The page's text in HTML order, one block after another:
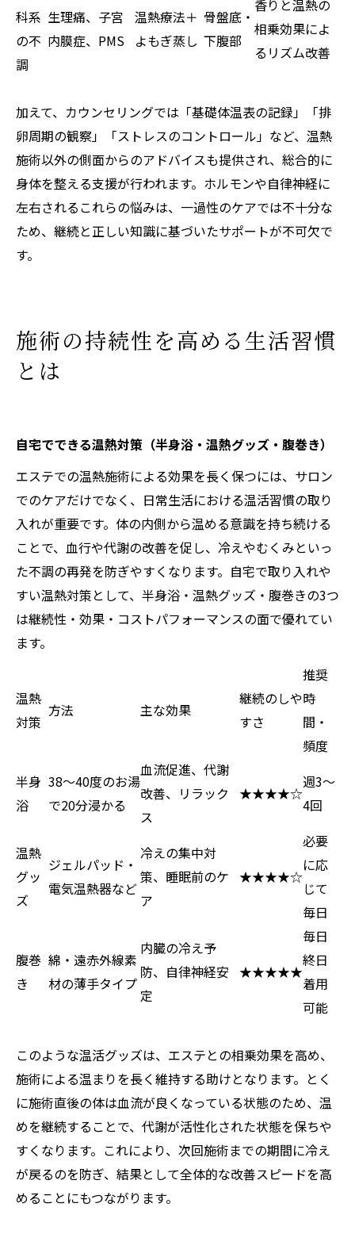
科系
の不
調
生理痛、子宮
内膜症、PMS
温熱療法＋
よもぎ蒸し
骨盤底・
下腹部
香りと温熱の
相乗効果によ
るリズム改善
加えて、カウンセリングでは「基礎体温表の記録」「排
卵周期の観察」「ストレスのコントロール」など、温熱
施術以外の側面からのアドバイスも提供され、総合的に
身体を整える支援が行われます。ホルモンや自律神経に
左右されるこれらの悩みは、一過性のケアでは不十分な
ため、継続と正しい知識に基づいたサポートが不可欠で
す。
施術の持続性を高める生活習慣
とは
自宅でできる温熱対策（半身浴・温熱グッズ・腹巻き）
エステでの温熱施術による効果を長く保つには、サロン
でのケアだけでなく、日常生活における温活習慣の取り
入れが重要です。体の内側から温める意識を持ち続ける
ことで、血行や代謝の改善を促し、冷えやむくみといっ
た不調の再発を防ぎやすくなります。自宅で取り入れや
すい温熱対策として、半身浴・温熱グッズ・腹巻きの3つ
は継続性・効果・コストパフォーマンスの面で優れてい
ます。
温熱
対策
方法 主な効果
継続のしや
すさ
推奨
時
間・
頻度
半身
浴
38〜40度のお湯
で20分浸かる
血流促進、代謝
改善、リラック
ス
★★★★☆
週3〜
4回
温熱
グッ
ズ
ジェルパッド・
電気温熱器など
冷えの集中対
策、睡眠前のケ
ア
★★★★☆
必要
に応
じて
毎日
腹巻
き
綿・遠赤外線素
材の薄手タイプ
内臓の冷え予
防、自律神経安
定
★★★★★
毎日
終日
着用
可能
このような温活グッズは、エステとの相乗効果を高め、
施術による温まりを長く維持する助けとなります。とく
に施術直後の体は血流が良くなっている状態のため、温
めを継続することで、代謝が活性化された状態を保ちや
すくなります。これにより、次回施術までの期間に冷え
が戻るのを防ぎ、結果として全体的な改善スピードを高
めることにもつながります。